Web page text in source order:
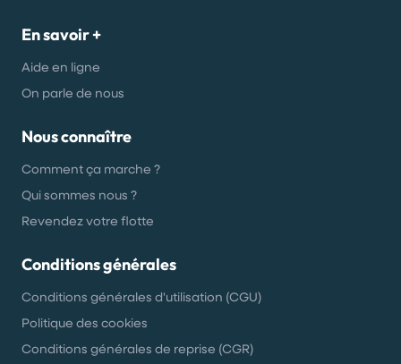
En savoir +
Aide en ligne
On parle de nous
Nous connaître
Comment ça marche ?
Qui sommes nous ?
Revendez votre flotte
Conditions générales
Conditions générales d'utilisation (CGU)
Politique des cookies
Conditions générales de reprise (CGR)